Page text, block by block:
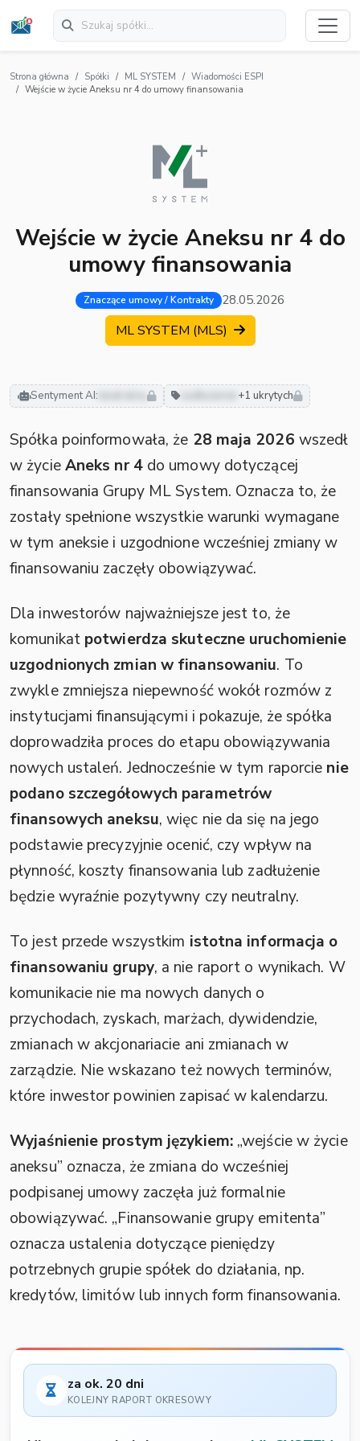
Strona główna Spółki ML SYSTEM
Wiadomości ESPI
Wejście w życie Aneksu nr 4 do umowy finansowania
Wejście w życie Aneksu nr 4 do
umowy finansowania
Znaczące umowy / Kontrakty 28.05.2026
ML SYSTEM (MLS)
Sentyment AI: neutralny +1 ukrytych
Spółka poinformowała, że 28 maja 2026 wszedł
w życieAneks nr 4do umowy dotyczącej
finansowania Grupy ML System. Oznacza to, że
zostały spełnione wszystkie warunki wymagane
w tym aneksie i uzgodnione wcześniej zmiany w
finansowaniu zaczęły obowiązywać.
Dla inwestorów najważniejsze jest to, że
komunikat potwierdza skuteczne uruchomienie
uzgodnionych zmian w finansowaniu. To
zwykle zmniejsza niepewność wokół rozmów z
instytucjami finansującymi i pokazuje, że spółka
doprowadziła proces do etapu obowiązywania
nowych ustaleń. Jednocześnie w tym raporcie nie
podano szczegółowych parametrów
finansowych aneksu, więc nie da się na jego
podstawie precyzyjnie ocenić, czy wpływ na
płynność, koszty finansowania lub zadłużenie
będzie wyraźnie pozytywny czy neutralny.
To jest przede wszystkim istotna informacja o
finansowaniu grupy, a nie raport o wynikach. W
komunikacie nie ma nowych danych o
przychodach, zyskach, marżach, dywidendzie,
zmianach w akcjonariacie ani zmianach w
zarządzie. Nie wskazano też nowych terminów,
które inwestor powinien zapisać w kalendarzu.
Wyjaśnienie prostym językiem:„wejście w życie
aneksu” oznacza, że zmiana do wcześniej
podpisanej umowy zaczęła już formalnie
obowiązywać. „Finansowanie grupy emitenta”
oznacza ustalenia dotyczące pieniędzy
potrzebnych grupie spółek do działania, np.
kredytów, limitów lub innych form finansowania.
za ok. 20 dni
KOLEJNY RAPORT OKRESOWY